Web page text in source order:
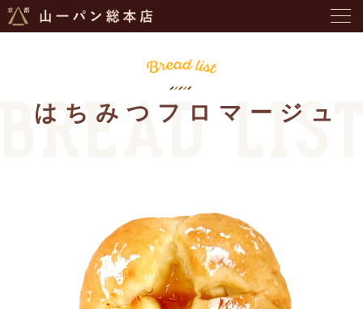
はちみつフロマージュ